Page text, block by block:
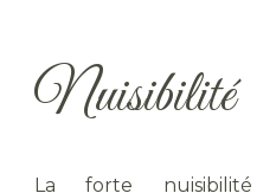
Nuisibilité
La forte nuisibilité